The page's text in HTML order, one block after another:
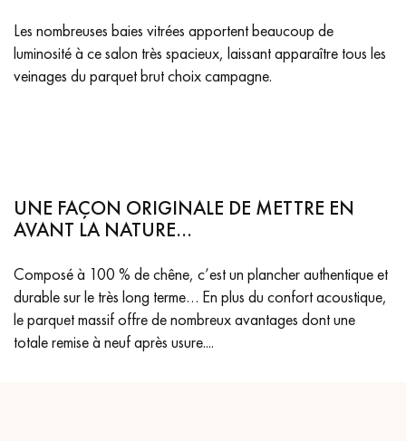
Un expert Décoplus Parquets vous appelle
Obtenez un devis gratuit !
Les nombreuses baies vitrées apportent beaucoup de
luminosité à ce salon très spacieux, laissant apparaître tous les
veinages du parquet brut choix campagne.
UNE FAÇON ORIGINALE DE METTRE EN
AVANT LA NATURE…
Composé à 100 % de chêne, c’est un plancher authentique et
durable sur le très long terme… En plus du confort acoustique,
le parquet massif offre de nombreux avantages dont une
totale remise à neuf après usure....